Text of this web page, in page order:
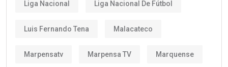
Liga Nacional Liga Nacional De Fútbol
Luis Fernando Tena Malacateco
Marpensatv Marpensa TV Marquense